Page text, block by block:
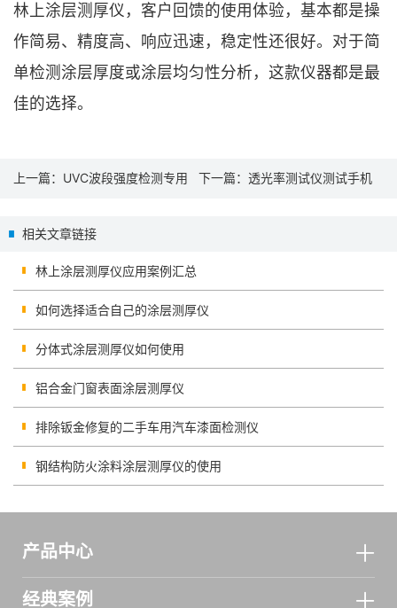
林上涂层测厚仪，客户回馈的使用体验，基本都是操
作简易、精度高、响应迅速，稳定性还很好。对于简
单检测涂层厚度或涂层均匀性分析，这款仪器都是最
佳的选择。
上一篇： UVC波段强度检测专用 下一篇： 透光率测试仪测试手机
相关文章链接
林上涂层测厚仪应用案例汇总
如何选择适合自己的涂层测厚仪
分体式涂层测厚仪如何使用
铝合金门窗表面涂层测厚仪
排除钣金修复的二手车用汽车漆面检测仪
钢结构防火涂料涂层测厚仪的使用
产品中心
经典案例